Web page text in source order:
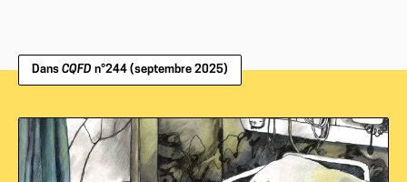
Dans CQFD n°244 (septembre 2025)